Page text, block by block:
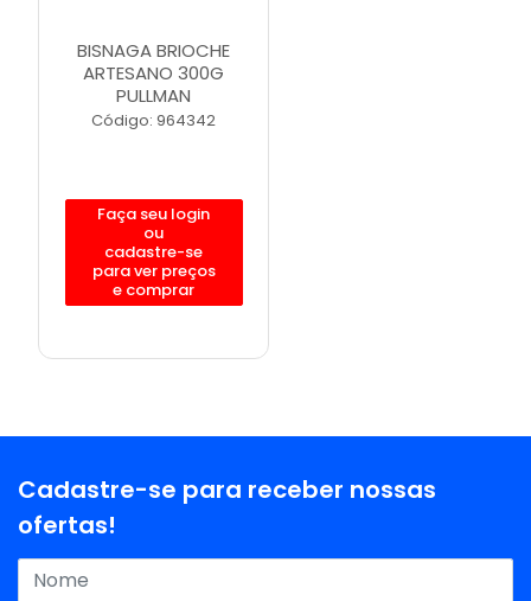
BISNAGA BRIOCHE
ARTESANO 300G
PULLMAN
Código: 964342
Faça seu login
ou
cadastre-se
para ver preços
e comprar
Cadastre-se para receber nossas
ofertas!